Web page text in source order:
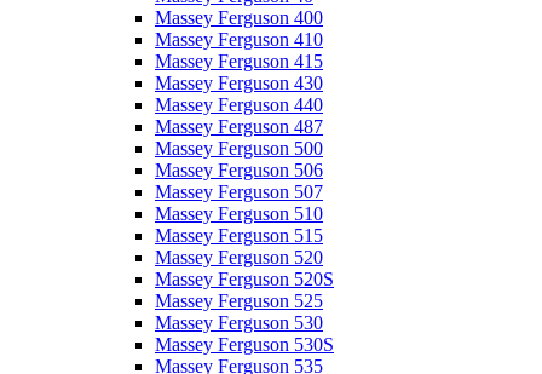
Massey Ferguson 400
Massey Ferguson 410
Massey Ferguson 415
Massey Ferguson 430
Massey Ferguson 440
Massey Ferguson 487
Massey Ferguson 500
Massey Ferguson 506
Massey Ferguson 507
Massey Ferguson 510
Massey Ferguson 515
Massey Ferguson 520
Massey Ferguson 520S
Massey Ferguson 525
Massey Ferguson 530
Massey Ferguson 530S
Massey Ferguson 535